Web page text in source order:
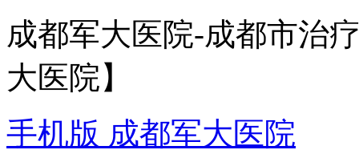
成都军大医院-成都市治
大医院】
手机版 成都军大医院